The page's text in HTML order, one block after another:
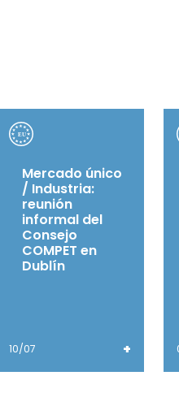
Mercado único
/ Industria:
reunión
informal del
Consejo
COMPET en
Dublín
10/07 +